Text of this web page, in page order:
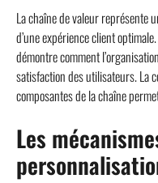
La chaîne de valeur représente
d’une expérience client
démontre comment
satisfaction des utilisateurs. La
composantes de la chaîne
Les